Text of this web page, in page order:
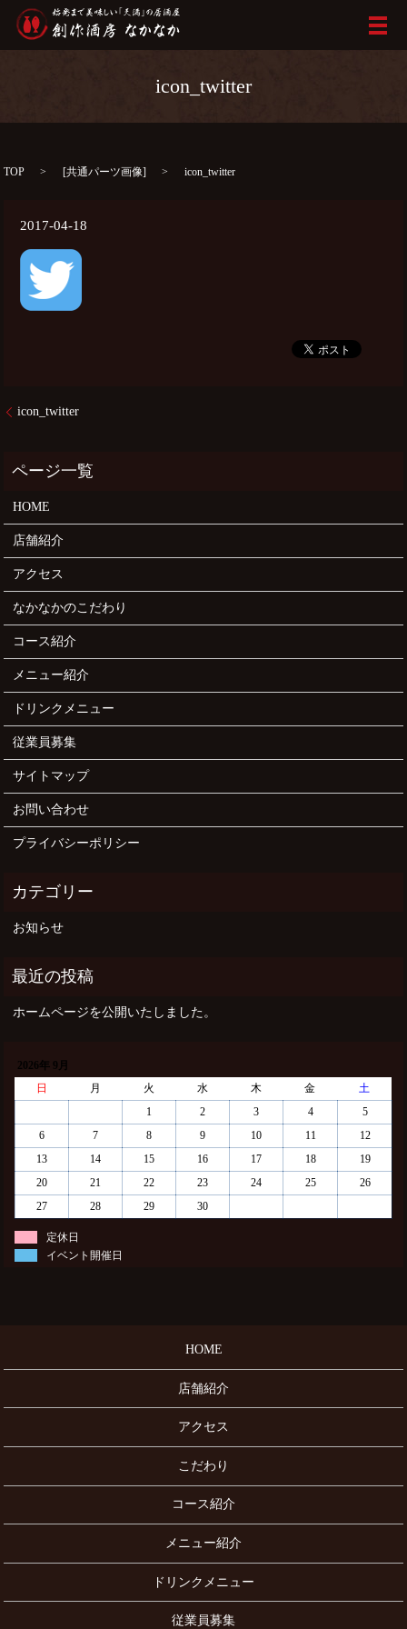
メ
icon_twitter
TOP [共通パーツ画像] icon_twitter
2017-04-18
icon_twitter
HOME
店舗紹介
アクセス
なかなかのこだわり
コース紹介
メニュー紹介
ドリンクメニュー
従業員募集
サイトマップ
お問い合わせ
プライバシーポリシー
お知らせ
ホームページを公開いたしました。
2026年 9月
日
月 火 水 木 金
土
1
2 3 4
5
6
7 8 9 10 11
12
13
14 15 16 17 18
19
20
21 22 23 24 25
26
27
28 29 30
定休日
イベント開催日
HOME
店舗紹介
アクセス
こだわり
コース紹介
メニュー紹介
ドリンクメニュー
従業員募集